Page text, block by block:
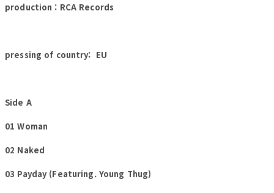
production : RCA Records
pressing of country: EU
Side A
01 Woman
02 Naked
03 Payday (Featuring. Young Thug)